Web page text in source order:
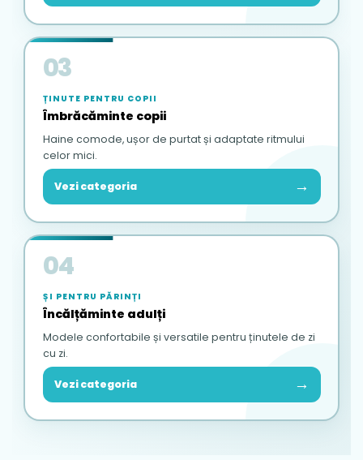
03
ȚINUTE PENTRU COPII
Îmbrăcăminte copii
Haine comode, ușor de purtat și adaptate ritmului
celor mici.
Vezi categoria →
04
ȘI PENTRU PĂRINȚI
Încălțăminte adulți
Modele confortabile și versatile pentru ținutele de zi
cu zi.
Vezi categoria →